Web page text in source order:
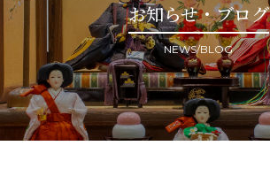
お知らせ・ブログ
NEWS/BLOG